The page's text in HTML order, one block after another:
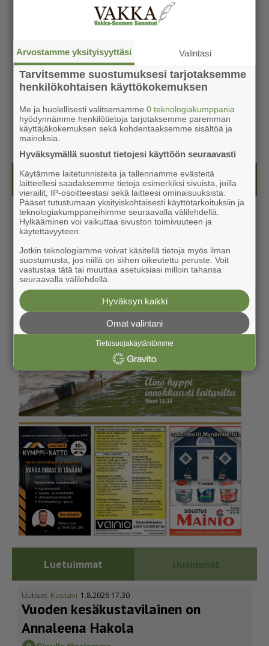
Kesälehti (ilmainen)
Luetuimmat Uusimmat
Uutiset Kustavi 1.8.2026 17.30
Vuoden kesäkus­ta­vi­lainen on
Annaleena Hakola
Arvostamme yksityisyyttäsi Valintasi
Tarvitsemme suostumuksesi tarjotaksemme
henkilökohtaisen käyttökokemuksen
Me ja huolellisesti valitsemamme0 teknologiakumppania
hyödynnämme henkilötietoja tarjotaksemme paremman
käyttäjäkokemuksen sekä kohdentaaksemme sisältöä ja
mainoksia.
Hyväksymällä suostut tietojesi käyttöön seuraavasti
Käytämme laitetunnisteita ja tallennamme evästeitä
laitteellesi saadaksemme tietoja esimerkiksi sivuista, joilla
vierailit, IP-osoitteestasi sekä laitteesi ominaisuuksista.
Pääset tutustumaan yksityiskohtaisesti käyttötarkoituksiin ja
teknologiakumppaneihimme seuraavalla välilehdellä.
Hylkääminen voi vaikuttaa sivuston toimivuuteen ja
käytettävyyteen.
Jotkin teknologiamme voivat käsitellä tietoja myös ilman
suostumusta, jos niillä on siihen oikeutettu peruste. Voit
vastustaa tätä tai muuttaa asetuksiasi milloin tahansa
seuraavalla välilehdellä.
Hyväksyn kaikki
Omat valintani
Tietosuojakäytäntömme